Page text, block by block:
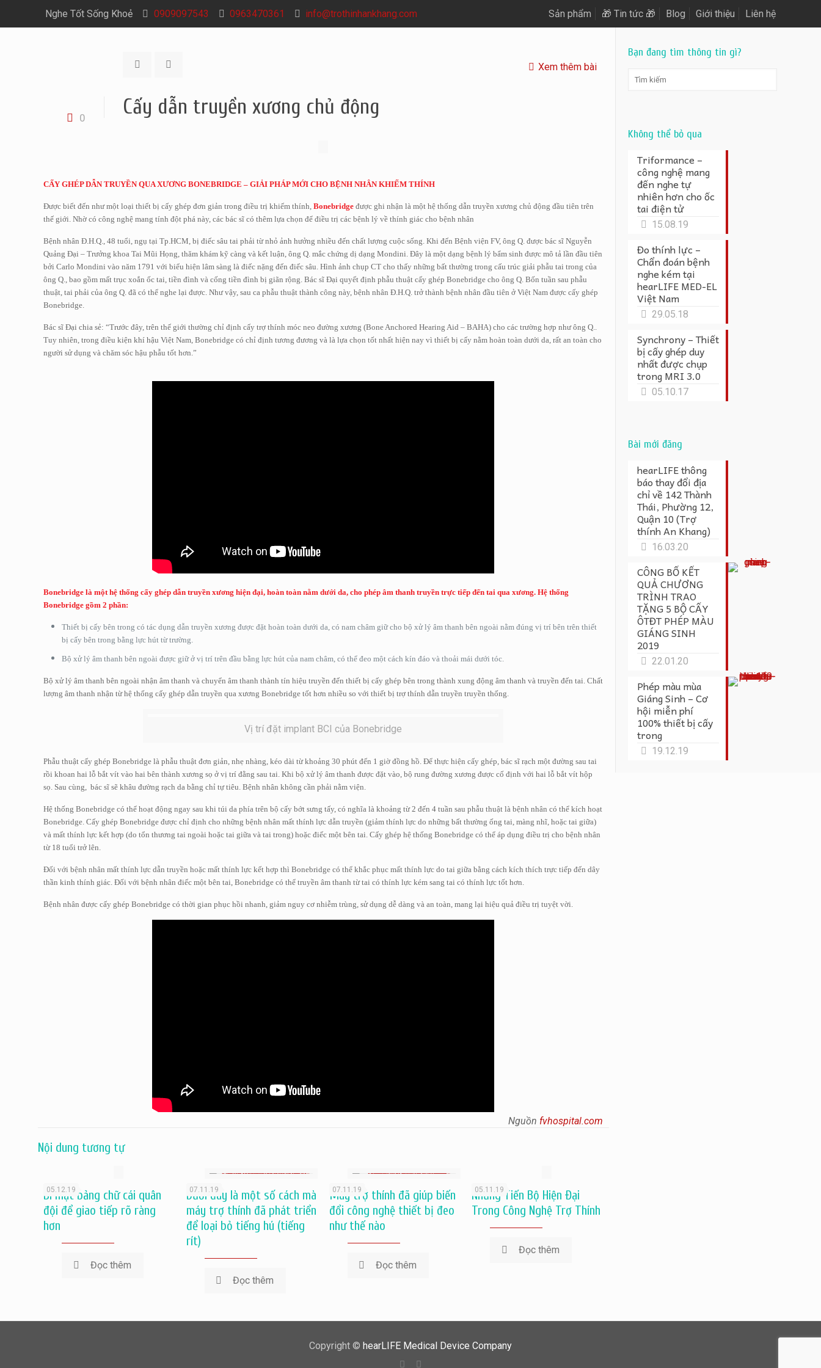
Nghe Tốt Sống Khoẻ 0909097543 0963470361 info@trothinhankhang.com Sản phẩm 🎁 Tin tức 🎁 Blog Giới thiệu Liên hệ
Xem thêm bài
0 Cấy dẫn truyền xương chủ động
CẤY GHÉP DẪN TRUYỀN QUA XƯƠNG BONEBRIDGE – GIẢI PHÁP MỚI CHO BỆNH NHÂN KHIẾM THÍNH
Được biết đến như một loại thiết bị cấy ghép đơn giản trong điều trị khiếm thính,Bonebridge được ghi nhận là một hệ thống dẫn truyền xương chủ động đầu tiên trên
thế giới. Nhờ có công nghệ mang tính đột phá này, các bác sĩ có thêm lựa chọn để điều trị các bệnh lý về thính giác cho bệnh nhân
Bệnh nhân Đ.H.Q., 48 tuổi, ngụ tại Tp.HCM, bị điếc sâu tai phải từ nhỏ ảnh hưởng nhiều đến chất lượng cuộc sống. Khi đến Bệnh viện FV, ông Q. được bác sĩ Nguyễn
Quảng Đại – Trưởng khoa Tai Mũi Họng, thăm khám kỹ càng và kết luận, ông Q. mắc chứng dị dạng Mondini. Đây là một dạng bệnh lý bẩm sinh được mô tả lần đầu tiên
bởi Carlo Mondini vào năm 1791 với biểu hiện lâm sàng là điếc nặng đến điếc sâu. Hình ảnh chụp CT cho thấy những bất thường trong cấu trúc giải phẫu tai trong của
ông Q., bao gồm mất trục xoắn ốc tai, tiền đình và cống tiền đình bị giãn rộng. Bác sĩ Đại quyết định phẫu thuật cấy ghép Bonebridge cho ông Q. Bốn tuần sau phẫu
thuật, tai phải của ông Q. đã có thể nghe lại được. Như vậy, sau ca phẫu thuật thành công này, bệnh nhân Đ.H.Q. trở thành bệnh nhân đầu tiên ở Việt Nam được cấy ghép
Bonebridge.
Bác sĩ Đại chia sẻ: “Trước đây, trên thế giới thường chỉ định cấy trợ thính móc neo đường xương (Bone Anchored Hearing Aid – BAHA) cho các trường hợp như ông Q..
Tuy nhiên, trong điều kiện khí hậu Việt Nam, Bonebridge có chỉ định tương đương và là lựa chọn tốt nhất hiện nay vì thiết bị cấy nằm hoàn toàn dưới da, rất an toàn cho
người sử dụng và chăm sóc hậu phẫu tốt hơn.”
Bonebridge là một hệ thống cấy ghép dẫn truyền xương hiện đại, hoàn toàn nằm dưới da, cho phép âm thanh truyền trực tiếp đến tai qua xương. Hệ thống
Bonebridge gồm 2 phần:
Thiết bị cấy bên trong có tác dụng dẫn truyền xương được đặt hoàn toàn dưới da, có nam châm giữ cho bộ xử lý âm thanh bên ngoài nằm đúng vị trí bên trên thiết
bị cấy bên trong bằng lực hút từ trường.
Bộ xử lý âm thanh bên ngoài được giữ ở vị trí trên đầu bằng lực hút của nam châm, có thể đeo một cách kín đáo và thoải mái dưới tóc.
Bộ xử lý âm thanh bên ngoài nhận âm thanh và chuyển âm thanh thành tín hiệu truyền đến thiết bị cấy ghép bên trong thành xung động âm thanh và truyền đến tai. Chất
lượng âm thanh nhận từ hệ thống cấy ghép dẫn truyền qua xương Bonebridge tốt hơn nhiều so với thiết bị trợ thính dẫn truyền truyền thống.
Vị trí đặt implant BCI của Bonebridge
Phẫu thuật cấy ghép Bonebridge là phẫu thuật đơn giản, nhẹ nhàng, kéo dài từ khoảng 30 phút đến 1 giờ đồng hồ. Để thực hiện cấy ghép, bác sĩ rạch một đường sau tai
rồi khoan hai lỗ bắt vít vào hai bên thành xương sọ ở vị trí đằng sau tai. Khi bộ xử lý âm thanh được đặt vào, bộ rung đường xương được cố định với hai lỗ bắt vít hộp
sọ. Sau cùng, bác sĩ sẽ khâu đường rạch da bằng chỉ tự tiêu. Bệnh nhân không cần phải nằm viện.
Hệ thống Bonebridge có thể hoạt động ngay sau khi túi da phía trên bộ cấy bớt sưng tấy, có nghĩa là khoảng từ 2 đến 4 tuần sau phẫu thuật là bệnh nhân có thể kích hoạt
Bonebridge. Cấy ghép Bonebridge được chỉ định cho những bệnh nhân mất thính lực dẫn truyền (giảm thính lực do những bất thường ống tai, màng nhĩ, hoặc tai giữa)
và mất thính lực kết hợp (do tổn thương tai ngoài hoặc tai giữa và tai trong) hoặc điếc một bên tai. Cấy ghép hệ thống Bonebridge có thể áp dụng điều trị cho bệnh nhân
từ 18 tuổi trở lên.
Đối với bệnh nhân mất thính lực dẫn truyền hoặc mất thính lực kết hợp thì Bonebridge có thể khắc phục mất thính lực do tai giữa bằng cách kích thích trực tiếp đến dây
thần kinh thính giác. Đối với bệnh nhân điếc một bên tai, Bonebridge có thể truyền âm thanh từ tai có thính lực kém sang tai có thính lực tốt hơn.
Bệnh nhân được cấy ghép Bonebridge có thời gian phục hồi nhanh, giảm nguy cơ nhiễm trùng, sử dụng dễ dàng và an toàn, mang lại hiệu quả điều trị tuyệt vời.
Nguồn fvhospital.com
Nội dung tương tự
05.12.19
Bí mật bảng chữ cái quân
đội để giao tiếp rõ ràng
hơn
Đọc thêm
07.11.19
Dưới đây là một số cách mà
máy trợ thính đã phát triển
để loại bỏ tiếng hú (tiếng
rít)
Đọc thêm
07.11.19
Máy trợ thính đã giúp biến
đổi công nghệ thiết bị đeo
như thế nào
Đọc thêm
05.11.19
Những Tiến Bộ Hiện Đại
Trong Công Nghệ Trợ Thính
Đọc thêm
Bạn đang tìm thông tin gì?
Không thể bỏ qua
Triformance –
công nghệ mang
đến nghe tự
nhiên hơn cho ốc
tai điện tử
15.08.19
Đo thính lực –
Chẩn đoán bệnh
nghe kém tại
hearLIFE MED-EL
Việt Nam
29.05.18
Synchrony – Thiết
bị cấy ghép duy
nhất được chụp
trong MRI 3.0
05.10.17
Bài mới đăng
hearLIFE thông
báo thay đổi địa
chỉ về 142 Thành
Thái, Phường 12,
Quận 10 (Trợ
thính An Khang)
16.03.20
CÔNG BỐ KẾT
QUẢ CHƯƠNG
TRÌNH TRAO
TẶNG 5 BỘ CẤY
ÔTĐT PHÉP MÀU
GIÁNG SINH
2019
22.01.20
Phép màu mùa
Giáng Sinh – Cơ
hội miễn phí
100% thiết bị cấy
trong
19.12.19
Copyright © hearLIFE Medical Device Company